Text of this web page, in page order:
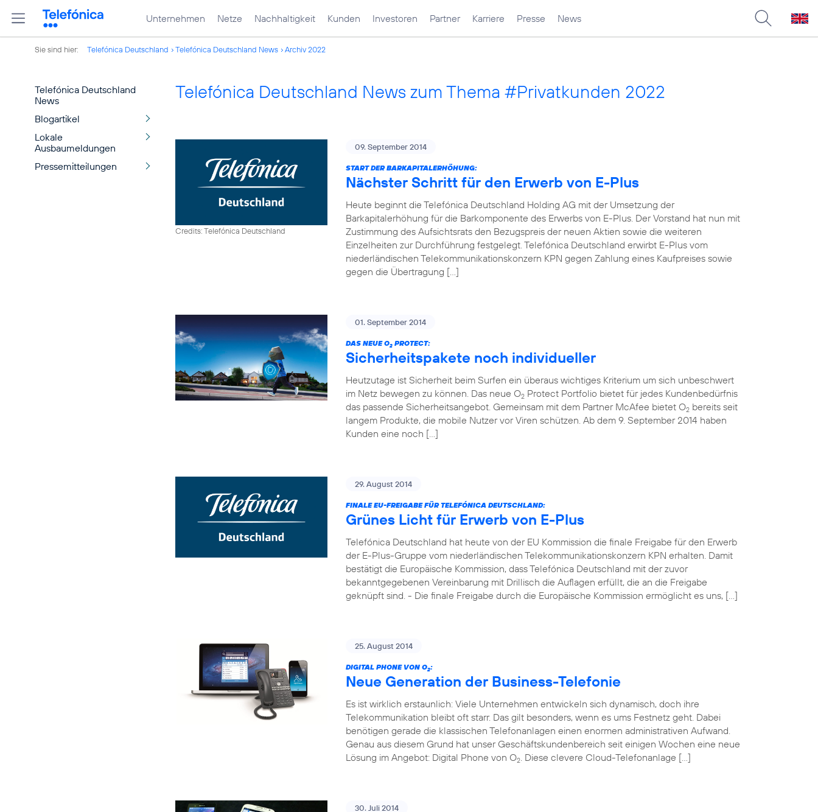
Unternehmen Netze Nachhaltigkeit Kunden Investoren Partner Karriere Presse News
Sie sind hier: Telefónica Deutschland Telefónica Deutschland News Archiv 2022
Telefónica Deutschland
News
Blogartikel
Lokale
Ausbaumeldungen
Pressemitteilungen
Telefónica Deutschland News zum Thema #Privatkunden 2022
Credits: Telefónica Deutschland
09. September 2014
START DER BARKAPITALERHÖHUNG:
Nächster Schritt für den Erwerb von E-Plus
Heute beginnt die Telefónica Deutschland Holding AG mit der Umsetzung der
Barkapitalerhöhung für die Barkomponente des Erwerbs von E-Plus. Der Vorstand hat nun mit
Zustimmung des Aufsichtsrats den Bezugspreis der neuen Aktien sowie die weiteren
Einzelheiten zur Durchführung festgelegt. Telefónica Deutschland erwirbt E-Plus vom
niederländischen Telekommunikationskonzern KPN gegen Zahlung eines Kaufpreises sowie
gegen die Übertragung […]
01. September 2014
DAS NEUE O2 PROTECT:
Sicherheitspakete noch individueller
Heutzutage ist Sicherheit beim Surfen ein überaus wichtiges Kriterium um sich unbeschwert
im Netz bewegen zu können. Das neue O2 Protect Portfolio bietet für jedes Kundenbedürfnis
das passende Sicherheitsangebot. Gemeinsam mit dem Partner McAfee bietet O2 bereits seit
langem Produkte, die mobile Nutzer vor Viren schützen. Ab dem 9. September 2014 haben
Kunden eine noch […]
29. August 2014
FINALE EU-FREIGABE FÜR TELEFÓNICA DEUTSCHLAND:
Grünes Licht für Erwerb von E-Plus
Telefónica Deutschland hat heute von der EU Kommission die finale Freigabe für den Erwerb
der E-Plus-Gruppe vom niederländischen Telekommunikationskonzern KPN erhalten. Damit
bestätigt die Europäische Kommission, dass Telefónica Deutschland mit der zuvor
bekanntgegebenen Vereinbarung mit Drillisch die Auflagen erfüllt, die an die Freigabe
geknüpft sind. - Die finale Freigabe durch die Europäische Kommission ermöglicht es uns, […]
25. August 2014
DIGITAL PHONE VON O2:
Neue Generation der Business-Telefonie
Es ist wirklich erstaunlich: Viele Unternehmen entwickeln sich dynamisch, doch ihre
Telekommunikation bleibt oft starr. Das gilt besonders, wenn es ums Festnetz geht. Dabei
benötigen gerade die klassischen Telefonanlagen einen enormen administrativen Aufwand.
Genau aus diesem Grund hat unser Geschäftskundenbereich seit einigen Wochen eine neue
Lösung im Angebot: Digital Phone von O2. Diese clevere Cloud-Telefonanlage […]
30. Juli 2014